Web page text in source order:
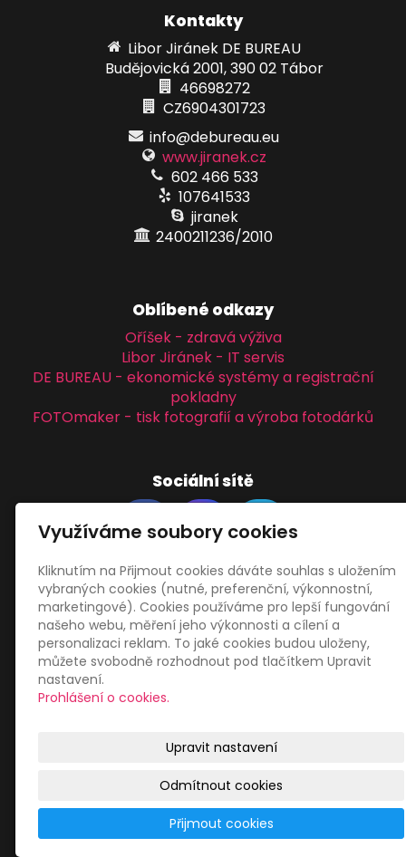
Kontakty
Libor Jiránek DE BUREAU
Budějovická 2001, 390 02 Tábor
46698272
CZ6904301723
info@debureau.eu
www.jiranek.cz
602 466 533
107641533
jiranek
2400211236/2010
Oblíbené odkazy
Oříšek - zdravá výživa
Libor Jiránek - IT servis
DE BUREAU - ekonomické systémy a registrační
pokladny
FOTOmaker - tisk fotografií a výroba fotodárků
Sociální sítě
Zákaznický servis
Obchodní podmínky
Zásady zpracování osobních údajů
Mapa webu
Využíváme soubory cookies
Kliknutím na Přijmout cookies dáváte souhlas s uložením
vybraných cookies (nutné, preferenční, výkonnostní,
marketingové). Cookies používáme pro lepší fungování
našeho webu, měření jeho výkonnosti a cílení a
personalizaci reklam. To jaké cookies budou uloženy,
můžete svobodně rozhodnout pod tlačítkem Upravit
nastavení.
Prohlášení o cookies.
Upravit nastavení
Odmítnout cookies
Přijmout cookies